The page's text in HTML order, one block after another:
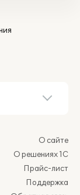
О сайте
О решениях 1С
Прайс-лист
Поддержка